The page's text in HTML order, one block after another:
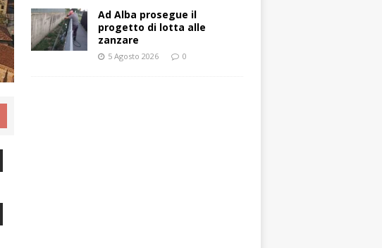
Ad Alba prosegue il
progetto di lotta alle
zanzare
5 Agosto 2026 0